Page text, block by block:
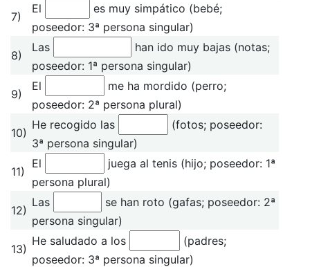
7)
El
es muy simpático (bebé;
poseedor: 3ª persona singular)
8)
Las
han ido muy bajas (notas;
poseedor: 1ª persona singular)
9)
El
me ha mordido (perro;
poseedor: 2ª persona plural)
10)
He recogido las
(fotos; poseedor:
3ª persona singular)
11)
El
juega al tenis (hijo; poseedor: 1ª
persona plural)
12)
Las
se han roto (gafas; poseedor: 2ª
persona singular)
13)
He saludado a los
(padres;
poseedor: 3ª persona singular)